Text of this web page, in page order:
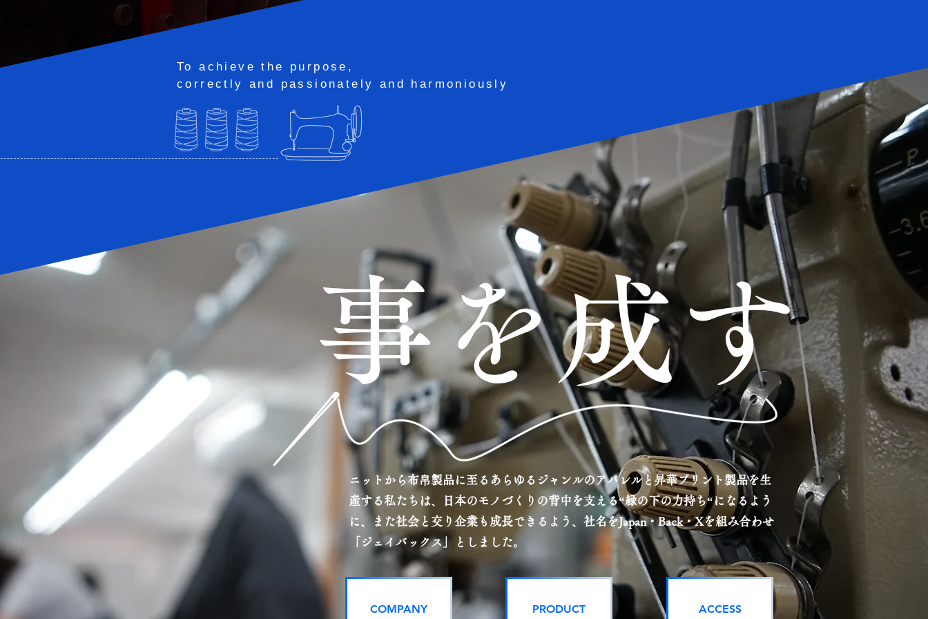
To achieve the purpose,
correctly and passionately and harmoniously
​事を成す
ニットから布帛製品に至るあらゆるジャンルのアパレルと昇華プリント製品を生
産する私たちは、日本のモノづくりの背中を支える“縁の下の力持ち“になるよう
に、また社会と交り企業も成長できるよう、社名をJapan・Back・Xを組み合わせ
「ジェイバックス」としました。
COMPANY PRODUCT ACCESS